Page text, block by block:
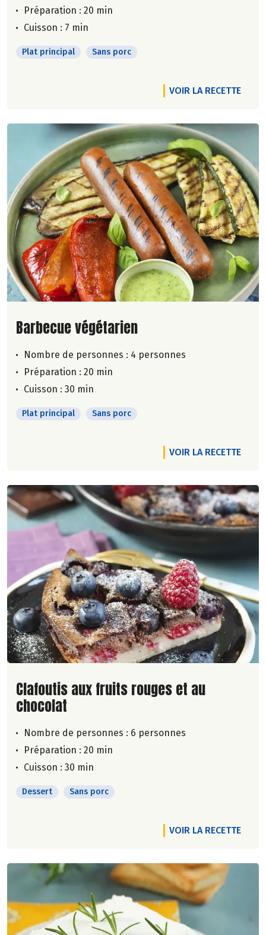
Préparation : 20 min
Cuisson : 7 min
Plat principal Sans porc
VOIR LA RECETTE
Lire la suite de la recette
Barbecue végétarien
Nombre de personnes : 4 personnes
Préparation : 20 min
Cuisson : 30 min
Plat principal Sans porc
VOIR LA RECETTE
Lire la suite de la recette
Clafoutis aux fruits rouges et au
chocolat
Nombre de personnes : 6 personnes
Préparation : 20 min
Cuisson : 30 min
Dessert Sans porc
VOIR LA RECETTE